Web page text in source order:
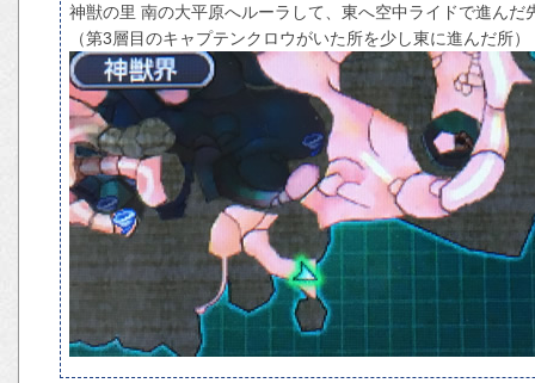
神獣の里 南の大平原へルーラして、東へ空中ライドで進んだ
（第3層目のキャプテンクロウがいた所を少し東に進んだ所）